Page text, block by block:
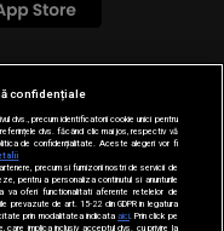
SA, Toate
confidențiale
dvs., precum identificatorii cookie unici pentru
dvs. făcând clic mai jos, respectiv vă
de confidențialitate. Aceste alegeri vor fi
precum si furnizorii nostri de servicii de
pentru a personaliza continutul si anunturile
va oferi functionalitati aferente retelelor de
prevazute de art. 15-22 din GDPR in legatura
prin modalitatea indicataaici . Prin click pe
care implica inclusiv acceptul dvs. cu privire la